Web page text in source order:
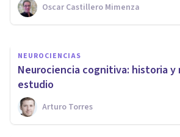
Oscar Castillero Mimenza
Andrés Carrillo
NEUROCIENCIAS
Neurociencia cognitiva: historia y
estudio
Arturo Torres